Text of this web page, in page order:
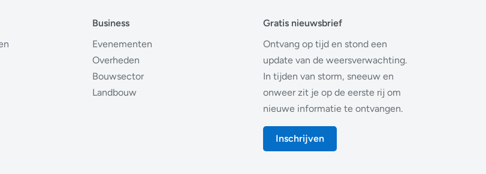
Business
Evenementen
Overheden
Bouwsector
Landbouw
Gratis nieuwsbrief
Ontvang op tijd en stond een
update van de weersverwachting.
In tijden van storm, sneeuw en
onweer zit je op de eerste rij om
nieuwe informatie te ontvangen.
Inschrijven